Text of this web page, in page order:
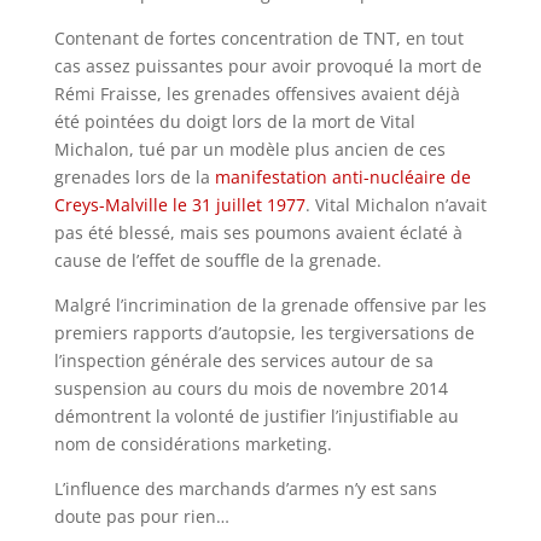
Contenant de fortes concentration de TNT, en tout
cas assez puissantes pour avoir provoqué la mort de
Rémi Fraisse, les grenades offensives avaient déjà
été pointées du doigt lors de la mort de Vital
Michalon, tué par un modèle plus ancien de ces
grenades lors de la manifestation anti-nucléaire de
Creys-Malville le 31 juillet 1977. Vital Michalon n’avait
pas été blessé, mais ses poumons avaient éclaté à
cause de l’effet de souffle de la grenade.
Malgré l’incrimination de la grenade offensive par les
premiers rapports d’autopsie, les tergiversations de
l’inspection générale des services autour de sa
suspension au cours du mois de novembre 2014
démontrent la volonté de justifier l’injustifiable au
nom de considérations marketing.
L’influence des marchands d’armes n’y est sans
doute pas pour rien…